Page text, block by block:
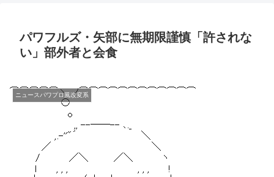
パワフルズ・矢部に無期限謹慎「許されな
い」部外者と会食
ニュースパワプロ風改変系